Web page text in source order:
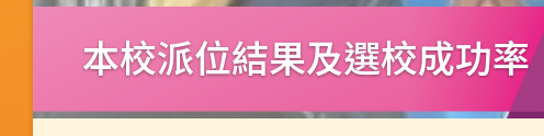
本校派位結果及選校成功率